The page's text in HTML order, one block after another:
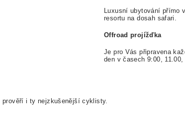
Luxusní ubytování přímo v
resortu na dosah safari.
Offroad projížďka
Je pro Vás připravena
den v časech 9:00, 11.00,
i ty nejzkušenější cyklisty.